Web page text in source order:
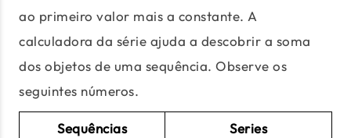
ao primeiro valor mais a constante. A
calculadora da série ajuda a descobrir a soma
dos objetos de uma sequência. Observe os
seguintes números.
Sequências Series